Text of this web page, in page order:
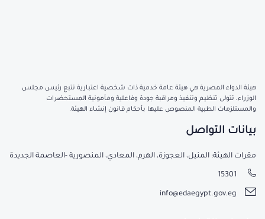
هيئة الدواء المصرية هي هيئة عامة خدمية ذات شخصية اعتبارية تتبع رئيس مجلس
الوزراء، تتولى تنظيم وتنفيذ ومراقبة جودة وفاعلية ومأمونية المستحضرات
والمستلزمات الطبية المنصوص عليها بأحكام قانون إنشاء الهيئة.
بيانات التواصل
مقرات الهيئة: المنيل، العجوزة، الهرم، المعادي، المنصورية -العاصمة الجديدة
15301
info@edaegypt.gov.eg